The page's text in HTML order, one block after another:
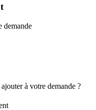
demande
à votre demande ?